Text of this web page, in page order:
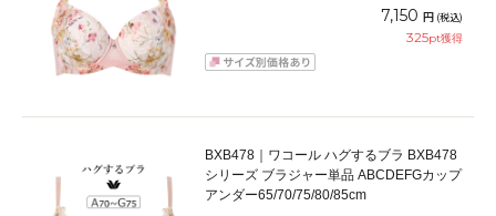
7,150 円 (税込)
325pt獲得
BXB478｜ワコール ハグするブラ BXB478
シリーズ ブラジャー単品 ABCDEFGカップ
アンダー65/70/75/80/85cm